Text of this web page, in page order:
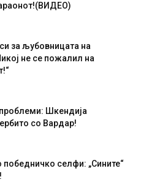
за љубовницата на
не се пожалил на
Шкендија
со Вардар!
победничко селфи: „Сините“